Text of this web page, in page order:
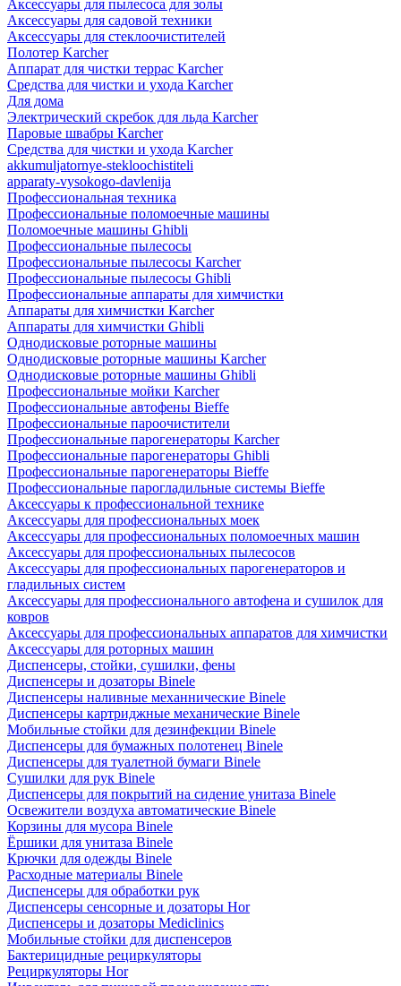
Аксессуары для пылесоса для золы
Аксессуары для садовой техники
Аксессуары для стеклоочистителей
Полотер Karcher
Аппарат для чистки террас Karcher
Средства для чистки и ухода Karcher
Для дома
Электрический скребок для льда Karcher
Паровые швабры Karcher
Средства для чистки и ухода Karcher
akkumuljatornye-stekloochistiteli
apparaty-vysokogo-davlenija
Профессиональная техника
Профессиональные поломоечные машины
Поломоечные машины Ghibli
Профессиональные пылесосы
Профессиональные пылесосы Karcher
Профессиональные пылесосы Ghibli
Профессиональные аппараты для химчистки
Аппараты для химчистки Karcher
Аппараты для химчистки Ghibli
Однодисковые роторные машины
Однодисковые роторные машины Karcher
Однодисковые роторные машины Ghibli
Профессиональные мойки Karcher
Профессиональные автофены Bieffe
Профессиональные пароочистители
Профессиональные парогенераторы Karcher
Профессиональные парогенераторы Ghibli
Профессиональные парогенераторы Bieffe
Профессиональные парогладильные системы Bieffe
Аксессуары к профессиональной технике
Аксессуары для профессиональных моек
Аксессуары для профессиональных поломоечных машин
Аксессуары для профессиональных пылесосов
Аксессуары для профессиональных парогенераторов и
гладильных систем
Аксессуары для профессионального автофена и сушилок для
ковров
Аксессуары для профессиональных аппаратов для химчистки
Аксессуары для роторных машин
Диспенсеры, стойки, сушилки, фены
Диспенсеры и дозаторы Binele
Диспенсеры наливные механнические Binele
Диспенсеры картриджные механические Binele
Мобильные стойки для дезинфекции Binele
Диспенсеры для бумажных полотенец Binele
Диспенсеры для туалетной бумаги Binele
Сушилки для рук Binele
Диспенсеры для покрытий на сидение унитаза Binele
Освежители воздуха автоматические Binele
Корзины для мусора Binele
Ёршики для унитаза Binele
Крючки для одежды Binele
Расходные материалы Binele
Диспенсеры для обработки рук
Диспенсеры сенсорные и дозаторы Hor
Диспенсеры и дозаторы Mediclinics
Мобильные стойки для диспенсеров
Бактерицидные рециркуляторы
Рециркуляторы Hor